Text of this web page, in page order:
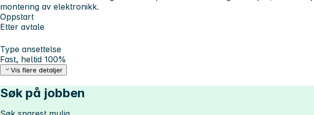
montering av elektronikk.
Oppstart
Etter avtale
Type ansettelse
Fast, heltid 100%
Vis flere detaljer
Søk på jobben